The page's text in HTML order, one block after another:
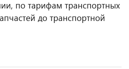
по тарифам транспортных
до транспортной